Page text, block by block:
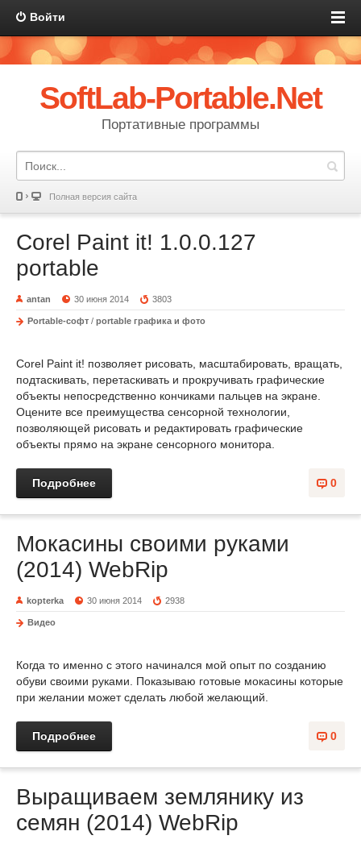
Войти
SoftLab-Portable.Net
Портативные программы
Полная версия сайта
Corel Paint it! 1.0.0.127
portable
antan 30 июня 2014 3803
Portable-софт / portable графика и фото
Corel Paint it! позволяет рисовать, масштабировать, вращать,
подтаскивать, перетаскивать и прокручивать графические
объекты непосредственно кончиками пальцев на экране.
Оцените все преимущества сенсорной технологии,
позволяющей рисовать и редактировать графические
объекты прямо на экране сенсорного монитора.
0
Подробнее
Мокасины своими руками
(2014) WebRip
kopterka 30 июня 2014 2938
Видео
Когда то именно с этого начинался мой опыт по созданию
обуви своими руками. Показываю готовые мокасины которые
при желании может сделать любой желающий.
0
Подробнее
Выращиваем землянику из
семян (2014) WebRip